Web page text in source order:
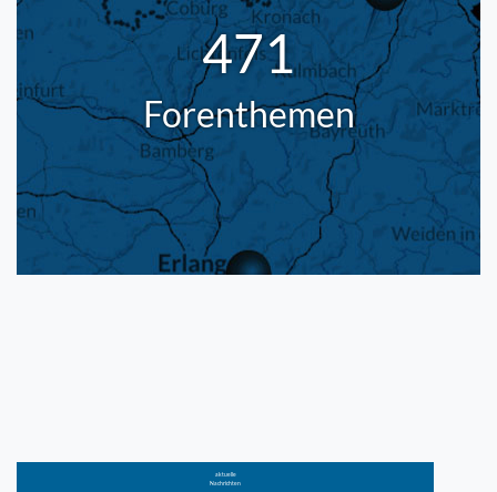
471
Forenthemen
aktuelle
Nachrichten